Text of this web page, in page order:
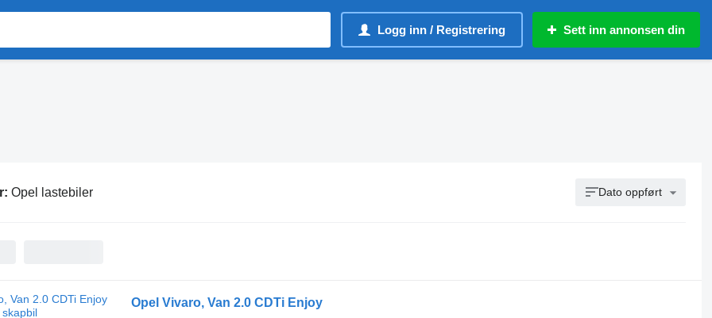
Logg inn / Registrering Sett inn annonsen din
Opel lastebiler Dato oppført
Opel Vivaro, Van 2.0 CDTi Enjoy